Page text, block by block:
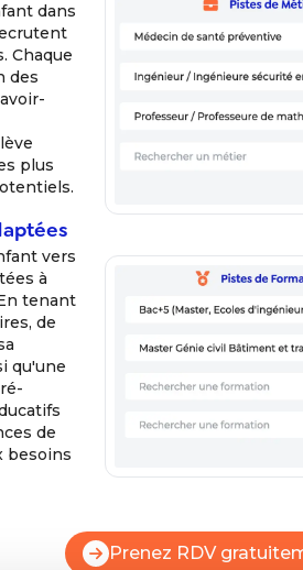
dans
Chaque
des
plus
vers
à
tenant
de
qu'une
de
besoins
Prenez RDV